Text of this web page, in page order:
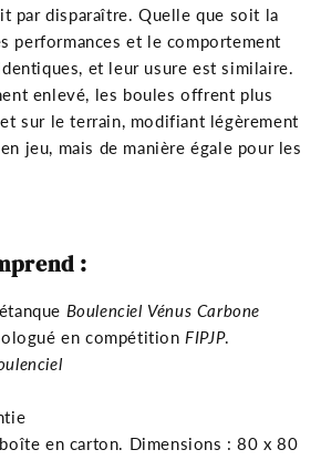
par disparaître. Quelle que soit la
performances et le comportement
et leur usure est similaire.
enlevé, les boules offrent plus
sur le terrain, modifiant légèrement
jeu, mais de manière égale pour les
:
Boulenciel Vénus Carbone
en compétition FIPJP.
en carton. Dimensions : 80 x 80